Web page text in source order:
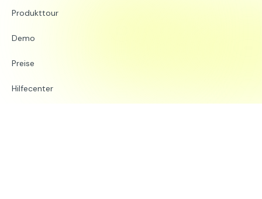
Produkttour
Demo
Preise
Hilfecenter